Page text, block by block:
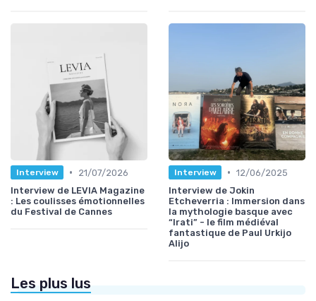
Interview •
21/07/2026
Interview de LEVIA Magazine
: Les coulisses émotionnelles
du Festival de Cannes
Interview • 12/06/2025
Interview de Jokin
Etcheverria : Immersion dans
la mythologie basque avec
“Irati” - le film médiéval
fantastique de Paul Urkijo
Alijo
Les plus lus